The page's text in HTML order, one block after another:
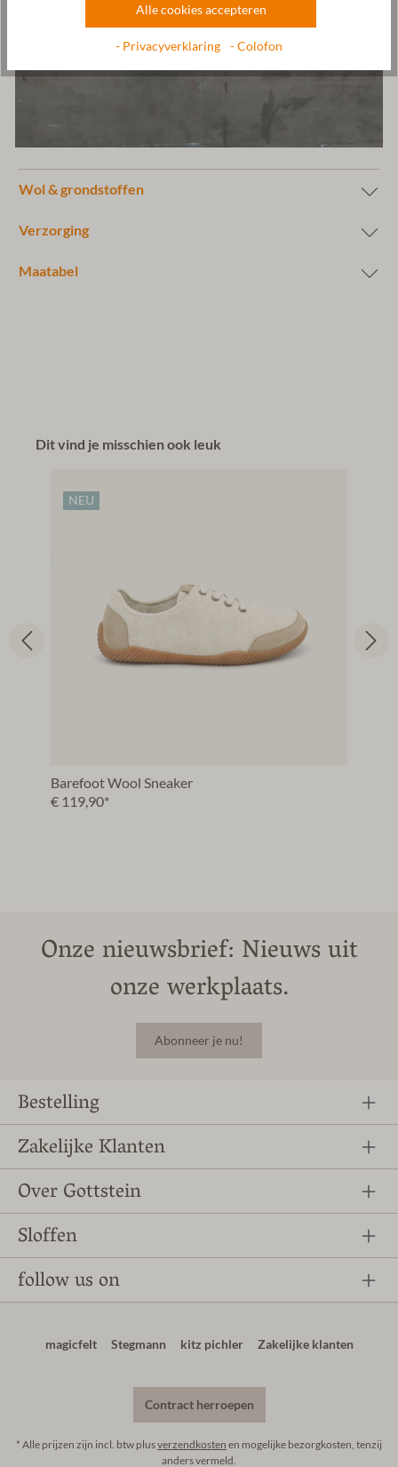
Wol & grondstoffen
Verzorging
Maatabel
Dit vind je misschien ook leuk
NEU
Barefoot Wool Sneaker
€ 119,90*
Onze nieuwsbrief: Nieuws uit
onze werkplaats.
Abonneer je nu!
Bestelling
Zakelijke Klanten
Over Gottstein
Sloffen
follow us on
magicfelt Stegmann kitz pichler Zakelijke klanten
Contract herroepen
* Alle prijzen zijn incl. btw plusverzendkosten en mogelijke bezorgkosten, tenzij
anders vermeld.
Alle cookies accepteren
- Privacyverklaring - Colofon